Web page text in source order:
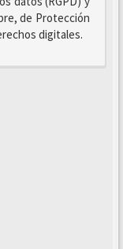
de Protección
digitales.